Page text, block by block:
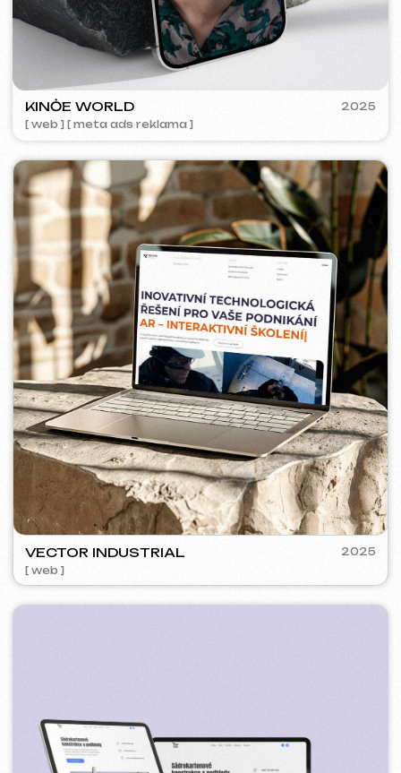
[ smm management ] [ web ] [ seo ] [ copywriting ]
ACIDUM 2024